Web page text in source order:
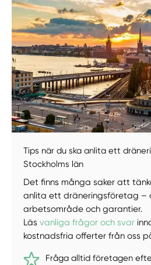
Manuellt Få hjälp
Välj tillvägagångssätt
Tips när du ska anlita ett
Stockholms län
Det finns många saker att
anlita ett dräneringsföretag –
arbetsområde och garantier.
Läsvanliga frågor och svar
kostnadsfria offerter från oss
Fråga alltid företagen